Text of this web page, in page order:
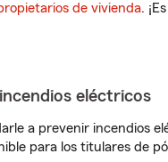
de vivienda.
eléctricos
a prevenir incendios
para los titulares de